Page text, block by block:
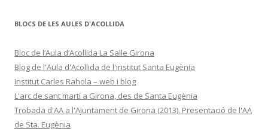
BLOCS DE LES AULES D'ACOLLIDA
Bloc de l’Aula d’Acollida La Salle Girona
Blog de l'Aula d'Acollida de l'institut Santa Eugènia
Institut Carles Rahola – web i blog
L'arc de sant martí a Girona, des de Santa Eugènia
Trobada d'AA a l'Ajuntament de Girona (2013). Presentació de l'AA
de Sta. Eugènia